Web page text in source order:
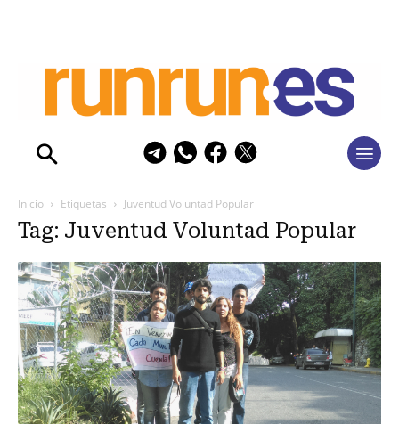
Inicio Etiquetas Juventud Voluntad Popular
Tag: Juventud Voluntad Popular